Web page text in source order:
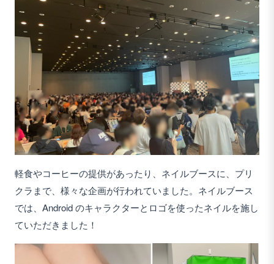
軽食やコーヒーの提供があったり、ネイルブースに、プリ
クラまで、様々な企画が行われていました。ネイルブース
では、Android のキャラクターとロゴを使ったネイルを施し
ていただきました！